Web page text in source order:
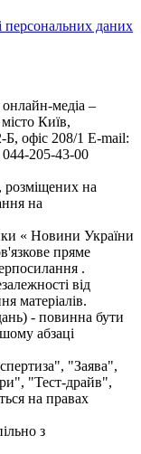
персональних даних
медіа –
Київ,
офіс 208/1 E-mail:
205-43-00
розміщених на
на
« Новини України
пряме
.
від
матеріалів.
- повинна бути
абзаці
"Заява",
"Тест-драйв",
на правах
з